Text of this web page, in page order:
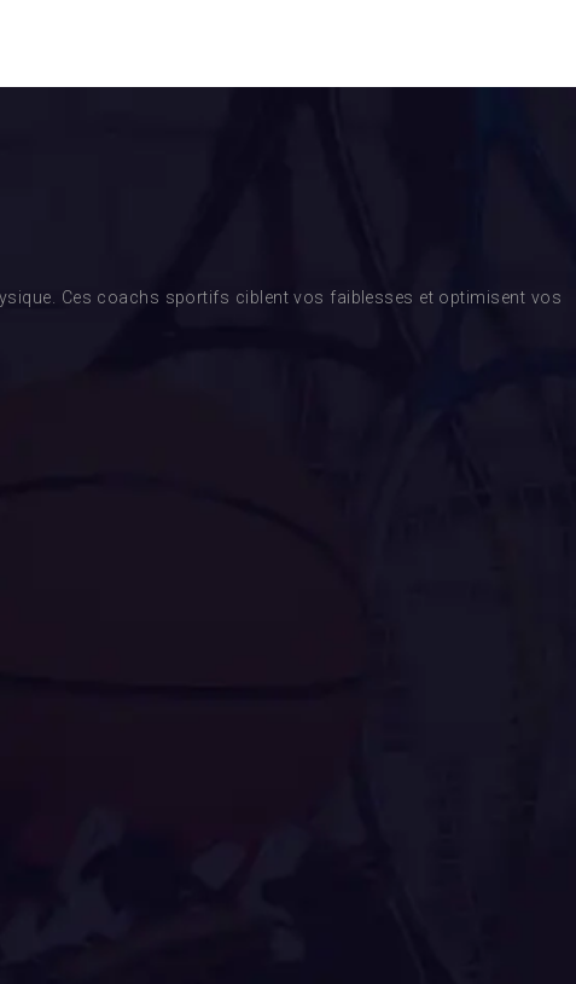
Ces coachs sportifs ciblent vos faiblesses et optimisent vos